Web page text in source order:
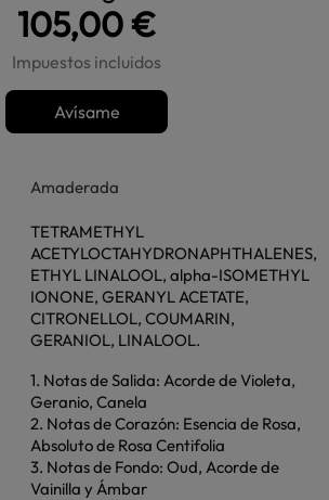
105,00 €
Impuestos incluidos
Avísame
Amaderada
TETRAMETHYL
ACETYLOCTAHYDRONAPHTHALENES,
ETHYL LINALOOL, alpha-ISOMETHYL
IONONE, GERANYL ACETATE,
CITRONELLOL, COUMARIN,
GERANIOL, LINALOOL.
1. Notas de Salida: Acorde de Violeta,
Geranio, Canela
2. Notas de Corazón: Esencia de Rosa,
Absoluto de Rosa Centifolia
3. Notas de Fondo: Oud, Acorde de
Vainilla y Ámbar